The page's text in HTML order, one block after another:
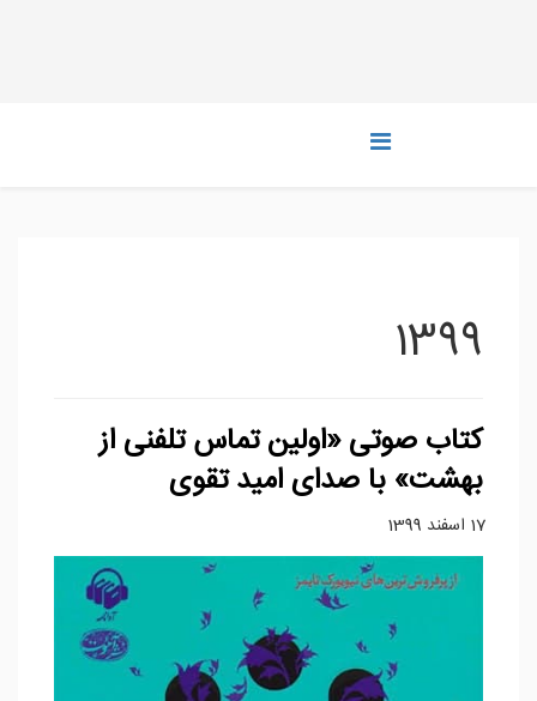
1399
کتاب صوتی «اولین تماس تلفنی از
بهشت» با صدای امید تقوی
17 اسفند 1399